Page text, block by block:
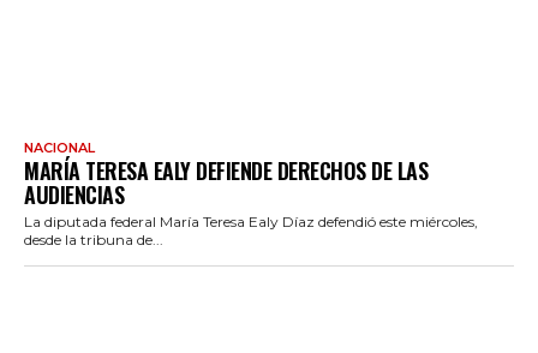
NACIONAL
MARÍA TERESA EALY DEFIENDE DERECHOS DE LAS
AUDIENCIAS
La diputada federal María Teresa Ealy Díaz defendió este miércoles,
desde la tribuna de...